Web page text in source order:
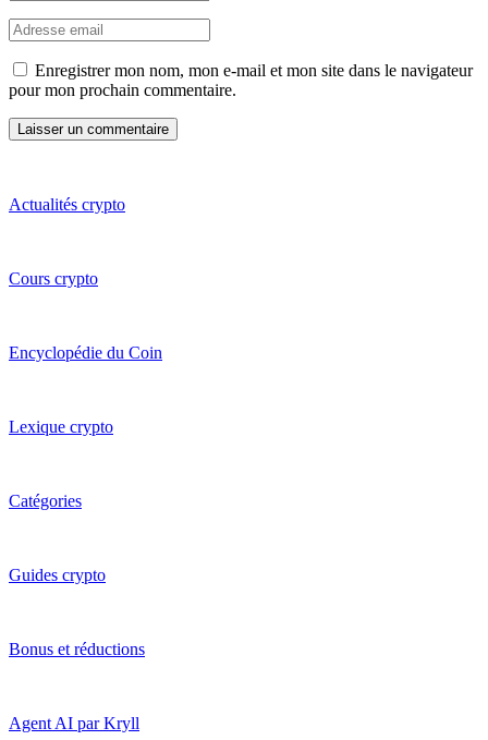
Enregistrer mon nom, mon e-mail et mon site dans le navigateur
pour mon prochain commentaire.
Actualités crypto
Cours crypto
Encyclopédie du Coin
Lexique crypto
Catégories
Guides crypto
Bonus et réductions
Agent AI par Kryll